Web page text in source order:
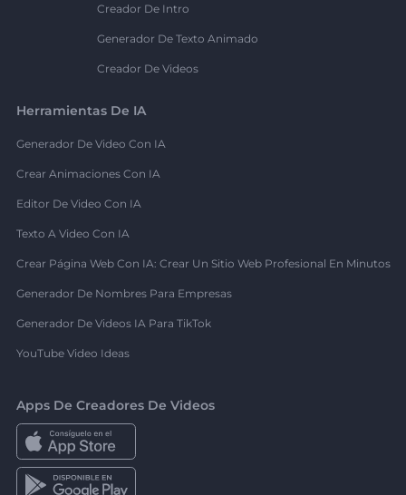
Creador De Intro
Generador De Texto Animado
Creador De Videos
Herramientas De IA
Generador De Video Con IA
Crear Animaciones Con IA
Editor De Video Con IA
Texto A Video Con IA
Crear Página Web Con IA: Crear Un Sitio Web Profesional En Minutos
Generador De Nombres Para Empresas
Generador De Videos IA Para TikTok
YouTube Video Ideas
Apps De Creadores De Videos